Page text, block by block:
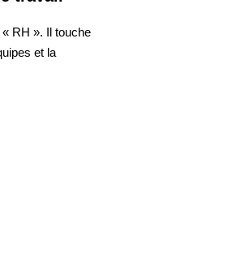
RH ». Il touche
et la